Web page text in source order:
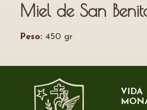
Miel de San
Peso: 450 gr
VIDA